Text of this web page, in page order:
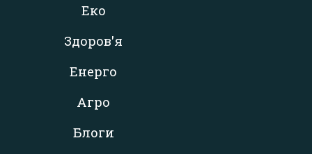
Еко
Здоров'я
Енерго
Агро
Блоги